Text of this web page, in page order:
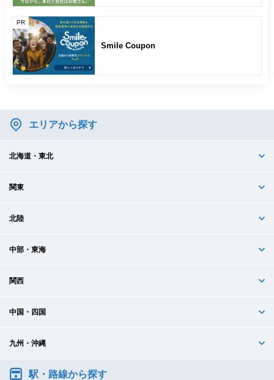
PR
Smile Coupon
エリアから探す
北海道・東北
関東
北陸
中部・東海
関西
中国・四国
九州・沖縄
駅・路線から探す